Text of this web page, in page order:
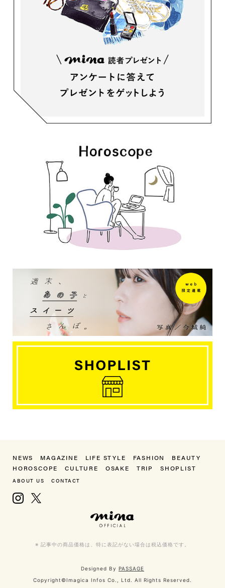
NEWS MAGAZINE LIFE STYLE FASHION
BEAUTY
HOROSCOPE
CULTURE OSAKE TRIP SHOPLIST
ABOUT US CONTACT
Instagram
※ 記事中の商品価格は、特に表記がない場合は税込価格です。
Designed By PASSAGE
Copyright©Imagica Infos Co., Ltd. All Rights Reserved.